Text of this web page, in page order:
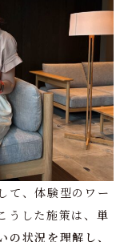
て、体験型のワー
した施策は、 単
状況を理解し、